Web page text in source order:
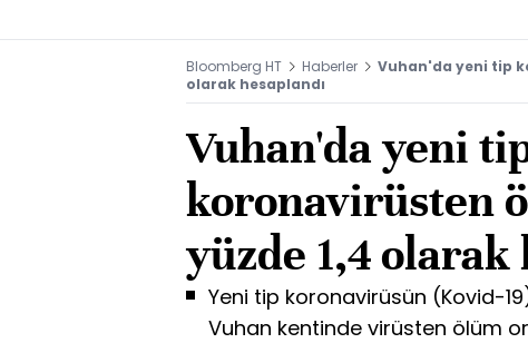
Bloomberg HT Haberler
Vuhan'da yeni tip
olarak hesaplandı
Vuhan'da yeni
koronavirüsten
yüzde 1,4 olarak
Yeni tip koronavirüsün (Kovid-
Vuhan kentinde virüsten ölüm